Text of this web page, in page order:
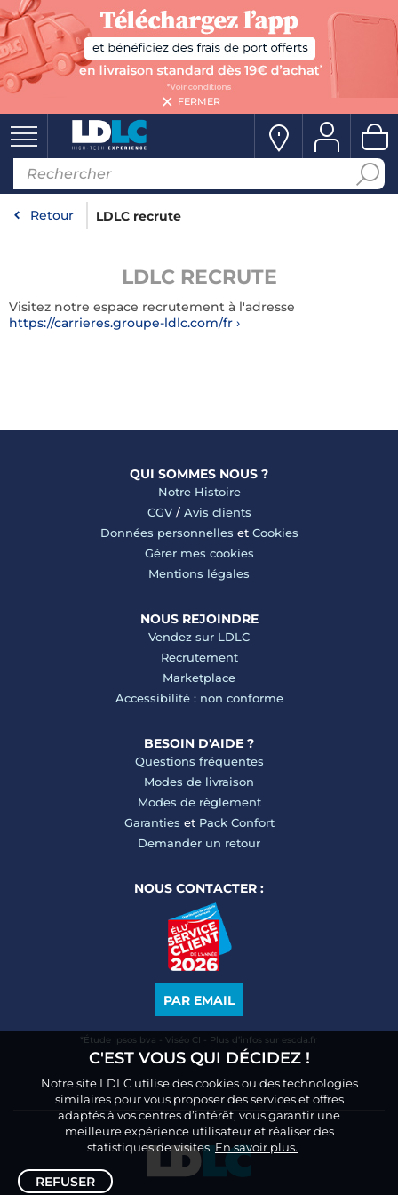
FERMER
Retour LDLC recrute
LDLC RECRUTE
Visitez notre espace recrutement à l'adresse
https://carrieres.groupe-ldlc.com/fr
QUI SOMMES NOUS ?
Notre Histoire
CGV/ Avis clients
Données personnelles et Cookies
Gérer mes cookies
Mentions légales
NOUS REJOINDRE
Vendez sur LDLC
Recrutement
Marketplace
Accessibilité : non conforme
BESOIN D'AIDE ?
Questions fréquentes
Modes de livraison
Modes de règlement
Garanties et Pack Confort
Demander un retour
NOUS CONTACTER :
PAR EMAIL
*Étude Ipsos bva - Viséo CI - Plus d’infos sur escda.fr
C'EST VOUS QUI DÉCIDEZ !
Notre site LDLC utilise des cookies ou des technologies
similaires pour vous proposer des services et offres
adaptés à vos centres d’intérêt, vous garantir une
meilleure expérience utilisateur et réaliser des
statistiques de visites.En savoir plus.
REFUSER